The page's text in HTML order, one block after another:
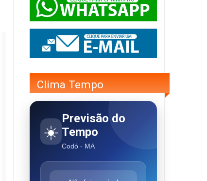
Clima Tempo
☀️
Previsão do
Tempo
Codó - MA